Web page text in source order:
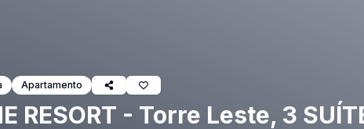
Apartamento
RESORT - Torre Leste, 3